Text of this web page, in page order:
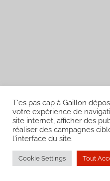
WordPress Theme:
T'es pas cap à Gaillon
votre expérience de
site internet, afficher des
réaliser des campagnes
l'interface du site.
Cookie Settings Tout